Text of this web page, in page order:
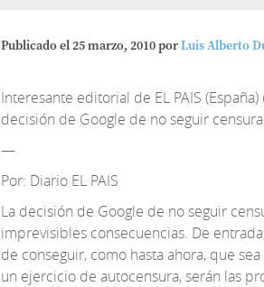
Publicado el25 marzo, 2010porLuis Alberto
Interesante editorial de EL PAIS
decisión de Google de no seguir
—
Por: Diario EL PAIS
La decisión de Google de no seguir
imprevisibles consecuencias. De
de conseguir, como hasta ahora, que
un ejercicio de autocensura, serán las